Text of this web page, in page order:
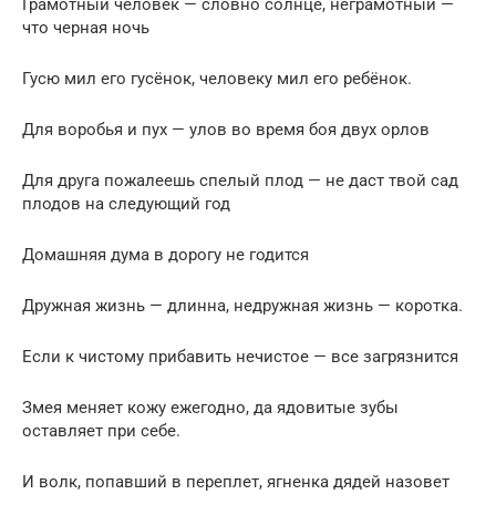
Грамотный человек — словно солнце, неграмотный —
что черная ночь
Гусю мил его гусёнок, человеку мил его ребёнок.
Для воробья и пух — улов во время боя двух орлов
Для друга пожалеешь спелый плод — не даст твой сад
плодов на следующий год
Домашняя дума в дорогу не годится
Дружная жизнь — длинна, недружная жизнь — коротка.
Если к чистому прибавить нечистое — все загрязнится
Змея меняет кожу ежегодно, да ядовитые зубы
оставляет при себе.
И волк, попавший в переплет, ягненка дядей назовет